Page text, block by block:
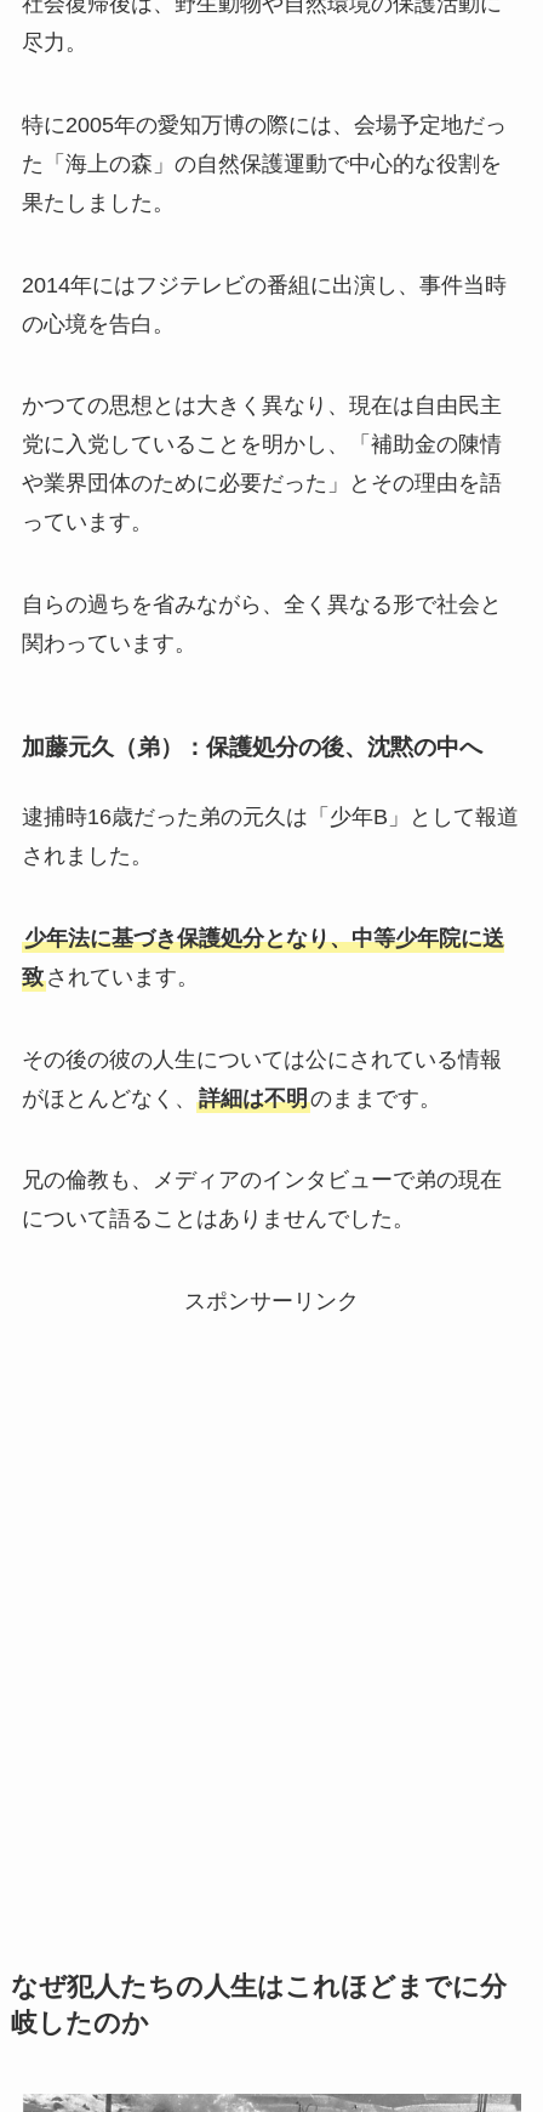
尽力。
特に2005年の愛知万博の際には、会場予定地だっ
た「海上の森」の自然保護運動で中心的な役割を
果たしました。
2014年にはフジテレビの番組に出演し、事件当時
の心境を告白。
かつての思想とは大きく異なり、現在は自由民主
党に入党していることを明かし、「補助金の陳情
や業界団体のために必要だった」とその理由を語
っています。
自らの過ちを省みながら、全く異なる形で社会と
関わっています。
加藤元久（弟）：保護処分の後、沈黙の中へ
逮捕時16歳だった弟の元久は「少年B」として報道
されました。
少年法に基づき保護処分となり、中等少年院に送
致されています。
その後の彼の人生については公にされている情報
がほとんどなく、 詳細は不明のままです。
兄の倫教も、メディアのインタビューで弟の現在
について語ることはありませんでした。
スポンサーリンク
なぜ犯人たちの人生はこれほどまでに分
岐したのか